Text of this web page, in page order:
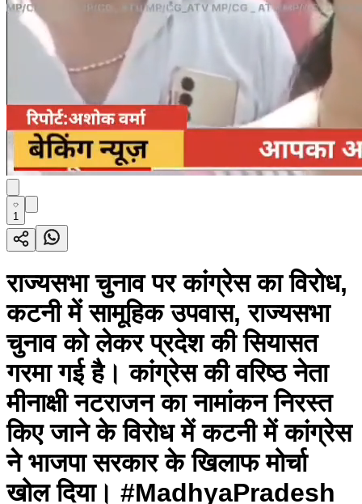
1
राज्यसभा चुनाव पर कांग्रेस का विरोध,
कटनी में सामूहिक उपवास, राज्यसभा
चुनाव को लेकर प्रदेश की सियासत
गरमा गई है। कांग्रेस की वरिष्ठ नेता
मीनाक्षी नटराजन का नामांकन निरस्त
किए जाने के विरोध में कटनी में कांग्रेस
ने भाजपा सरकार के खिलाफ मोर्चा
खोल दिया। #MadhyaPradesh